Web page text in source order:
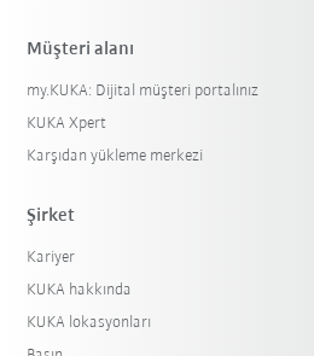
Müşteri alanı
my.KUKA: Dijital müşteri portalınız
KUKA Xpert
Karşıdan yükleme merkezi
Şirket
Kariyer
KUKA hakkında
KUKA lokasyonları